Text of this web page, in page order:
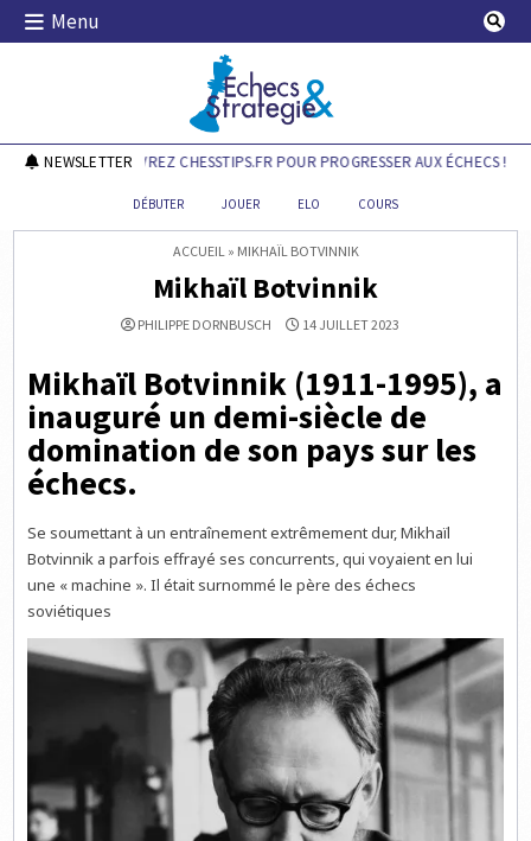
Skip
Menu
Echecs & Stratégie
NEWSLETTER
DÉCOUVREZ CHESSTIPS.FR POUR PROGRESSER AUX ÉCHECS !
DÉBUTER JOUER ELO COURS
ACCUEIL» MIKHAÏL BOTVINNIK
Mikhaïl Botvinnik
PHILIPPE DORNBUSCH 14 JUILLET 2023
Mikhaïl Botvinnik (1911-1995), a
inauguré un demi-siècle de
domination de son pays sur les
échecs.
Se soumettant à un entraînement extrêmement dur, Mikhaïl
Botvinnik a parfois effrayé ses concurrents, qui voyaient en lui
une « machine ». Il était surnommé le père des échecs
soviétiques